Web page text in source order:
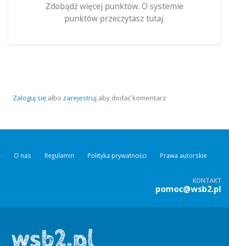
Zdobądź więcej punktów. O systemie
punktów przeczytasz tutaj.
Zaloguj się albo zarejestruj aby dodać komentarz
O nas Regulamin Polityka prywatności Prawa autorskie
KONTAKT
pomoc@wsb2.pl